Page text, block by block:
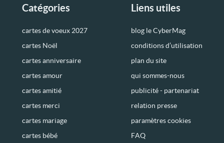
Catégories
cartes de voeux 2027
cartes Noël
cartes anniversaire
cartes amour
cartes amitié
cartes merci
cartes mariage
cartes bébé
Liens utiles
blog le CyberMag
conditions d’utilisation
plan du site
qui sommes-nous
publicité - partenariat
relation presse
paramètres cookies
FAQ